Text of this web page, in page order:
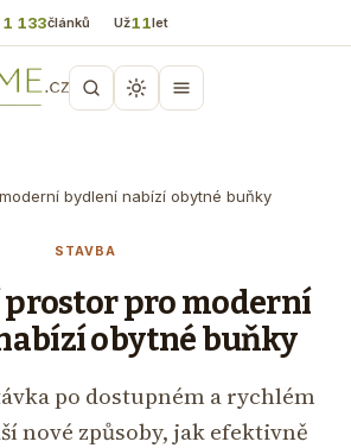
1 133článků Už11let
bydlení nabízí obytné buňky
STAVBA
pro moderní
obytné buňky
po dostupném a rychlém
nové způsoby, jak efektivně